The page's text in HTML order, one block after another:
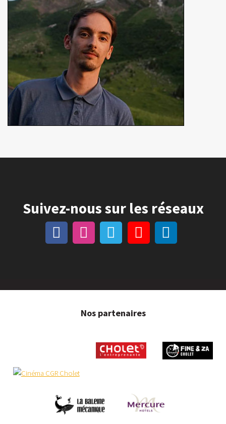
En détails
Suivez-nous sur les réseaux
Nos partenaires